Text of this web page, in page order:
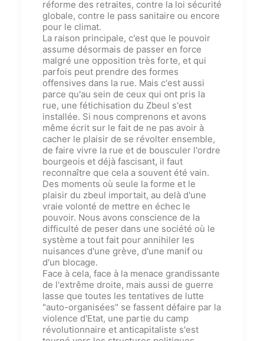
réforme des retraites, contre la loi sécurité
globale, contre le pass sanitaire ou encore
pour le climat.
La raison principale, c'est que le pouvoir
assume désormais de passer en force
malgré une opposition très forte, et qui
parfois peut prendre des formes
offensives dans la rue. Mais c'est aussi
parce qu'au sein de ceux qui ont pris la
rue, une fétichisation du Zbeul s'est
installée. Si nous comprenons et avons
même écrit sur le fait de ne pas avoir à
cacher le plaisir de se révolter ensemble,
de faire vivre la rue et de bousculer l'ordre
bourgeois et déjà fascisant, il faut
reconnaître que cela a souvent été vain.
Des moments où seule la forme et le
plaisir du zbeul importait, au delà d'une
vraie volonté de mettre en échec le
pouvoir. Nous avons conscience de la
difficulté de peser dans une société où le
système a tout fait pour annihiler les
nuisances d'une grève, d'une manif ou
d'un blocage.
Face à cela, face à la menace grandissante
de l'extrême droite, mais aussi de guerre
lasse que toutes les tentatives de lutte
"auto-organisées" se fassent défaire par la
violence d'Etat, une partie du camp
révolutionnaire et anticapitaliste s'est